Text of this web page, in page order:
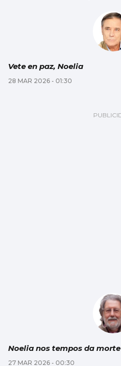
Vete en paz, Noelia
28 MAR 2026 - 01:30
Noelia nos tempos da morte
27 MAR 2026 - 00:30